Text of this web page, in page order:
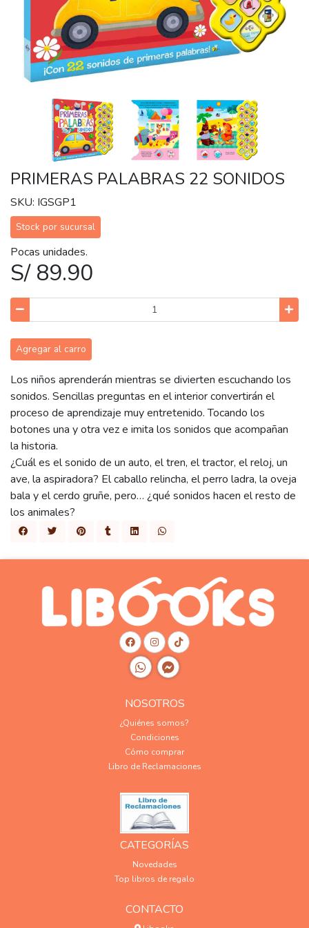
PRIMERAS PALABRAS 22 SONIDOS
SKU: IGSGP1
Stock por sucursal
Pocas unidades.
S/ 89.90
Agregar al carro
Los niños aprenderán mientras se divierten escuchando los
sonidos. Sencillas preguntas en el interior convertirán el
proceso de aprendizaje muy entretenido. Tocando los
botones una y otra vez e imita los sonidos que acompañan
la historia.
¿Cuál es el sonido de un auto, el tren, el tractor, el reloj, un
ave, la aspiradora? El caballo relincha, el perro ladra, la oveja
bala y el cerdo gruñe, pero… ¿qué sonidos hacen el resto de
los animales?
NOSOTROS
¿Quiénes somos?
Condiciones
Cómo comprar
Libro de Reclamaciones
CATEGORÍAS
Novedades
Top libros de regalo
CONTACTO